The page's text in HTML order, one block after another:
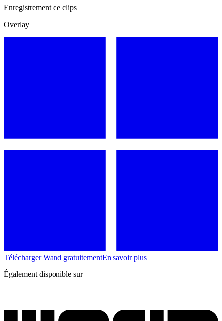
Enregistrement de clips
Overlay
Télécharger Wand gratuitementEn savoir plus
Également disponible sur